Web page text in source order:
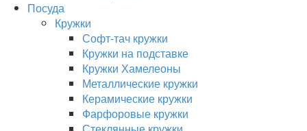
Посуда
Кружки
Софт-тач кружки
Кружки на подставке
Кружки Хамелеоны
Металлические кружки
Керамические кружки
Фарфоровые кружки